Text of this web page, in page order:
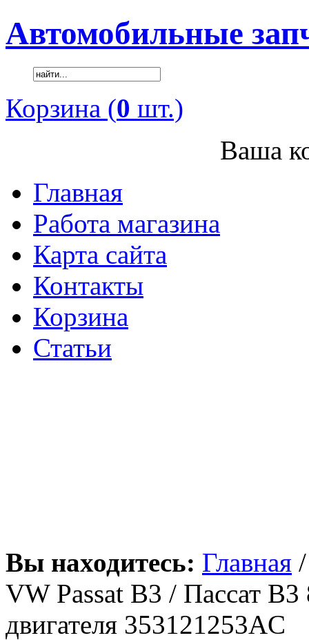
Автомобильные
Корзина (0 шт.)
Ваша
Главная
Работа магазина
Карта сайта
Контакты
Корзина
Статьи
Вы находитесь: Главная
VW Passat B3 / Пассат
двигателя 353121253AC